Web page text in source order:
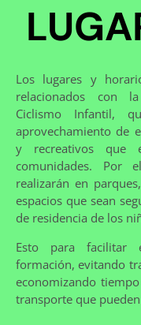
Los lugares y
relacionados con
Ciclismo Infantil,
aprovechamiento de
y recreativos que
comunidades. Por
realizarán en
espacios que sean
de residencia de los
Esto para facilitar
formación, evitando
economizando
transporte que